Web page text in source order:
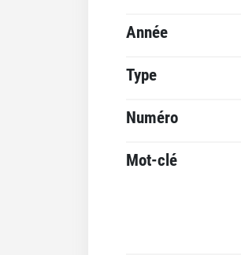
Année
Type
Numéro
Mot-clé